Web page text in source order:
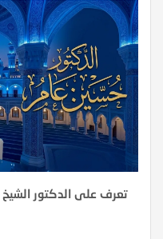
تعرف على الدكتور